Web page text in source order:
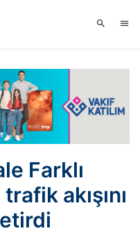
Farklı
akışını